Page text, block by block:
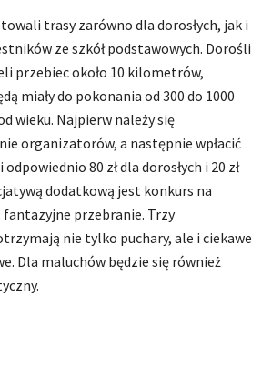
trasy zarówno dla dorosłych, jak i
ze szkół podstawowych. Dorośli
przebiec około 10 kilometrów,
miały do pokonania od 300 do 1000
wieku. Najpierw należy się
organizatorów, a następnie wpłacić
80 zł dla dorosłych i 20 zł
dodatkową jest konkurs na
przebranie. Trzy
nie tylko puchary, ale i ciekawe
Dla maluchów będzie się również